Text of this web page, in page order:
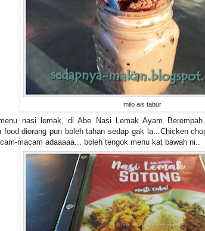
milo ais tabur
nasi lemak, di Abe Nasi Lemak Ayam
food diorang pun boleh tahan sedap gak la...Chicken
macam adaaaaa... boleh tengok menu kat bawah ni..